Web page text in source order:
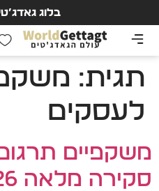
בלוג
תגית:
לעסקים
משקפיים
סקירה מלאה 2026